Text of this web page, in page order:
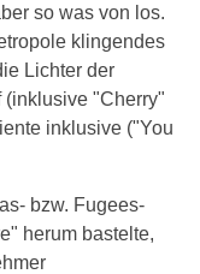
so was von los.
klingendes
Lichter der
(inklusive "Cherry"
inklusive ("You
bzw. Fugees-
herum bastelte,